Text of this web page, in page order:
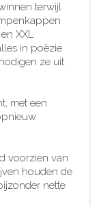
terwijl
XXL
in poëzie
ze uit
met een
voorzien van
houden de
nette